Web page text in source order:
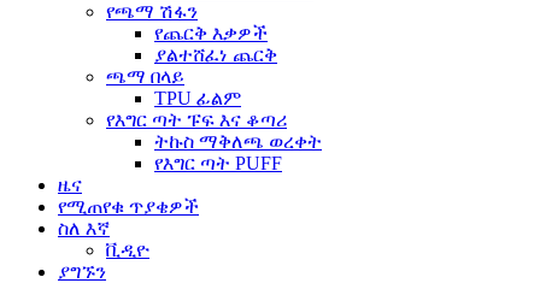
የጫማ ሽፋን
የጨርቅ እቃዎች
ያልተሸፈነ ጨርቅ
ጫማ በላይ
TPU ፊልም
የእግር ጣት ፑፍ እና ቆጣሪ
ትኩስ ማቅለጫ ወረቀት
የእግር ጣት PUFF
ዜና
የሚጠየቁ ጥያቄዎች
ስለ እኛ
ቪዲዮ
ያግኙን